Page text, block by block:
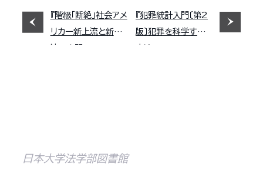
『階級「断絶」社会アメ
リカー新上流と新下
『犯罪統計入門〔第2
版〕犯罪を科学する
日本大学法学部図書館